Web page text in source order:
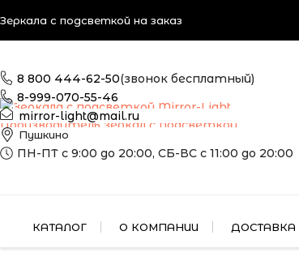
Зеркала с подсветкой на заказ
Производитель зеркал с подсветкой
8 800 444-62-50(звонок бесплатный)
8-999-070-55-46
mirror-light@mail.ru
Пушкино
ПН-ПТ с 9:00 до 20:00, СБ-ВС с 11:00 до 20:00
КАТАЛОГ О КОМПАНИИ ДОСТАВКА